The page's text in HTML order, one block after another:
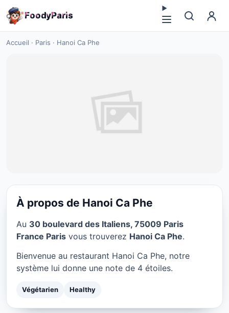
FoodyParis
Accueil · Paris · Hanoi Ca Phe
Hanoi Ca Phe à Paris
À propos de Hanoi Ca Phe
Au 30 boulevard des Italiens, 75009 Paris
France Paris vous trouverez Hanoi Ca Phe.
Bienvenue au restaurant Hanoi Ca Phe, notre
système lui donne une note de 4 étoiles.
Végétarien Healthy